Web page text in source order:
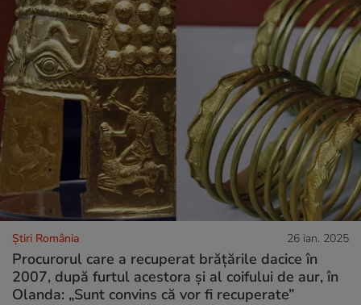
Știri România 26 ian. 2025
Procurorul care a recuperat brățările dacice în
2007, după furtul acestora și al coifului de aur, în
Olanda: „Sunt convins că vor fi recuperate”